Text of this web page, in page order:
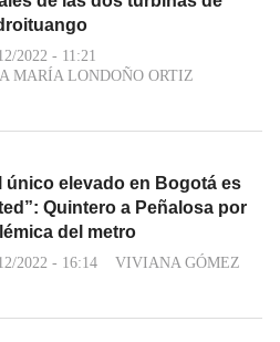
2022 - 11:21
MARÍA LONDOÑO ORTIZ
único elevado en Bogotá es
Quintero a Peñalosa por
del metro
2022 - 16:14 VIVIANA GÓMEZ